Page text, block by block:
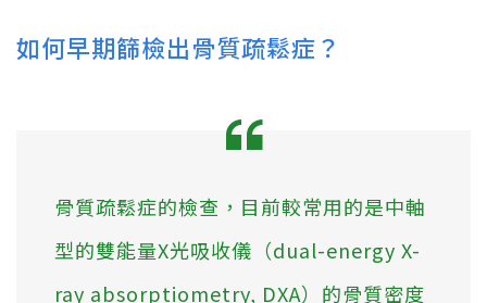
如何早期篩檢出骨質疏鬆症？
骨質疏鬆症的檢查，目前較常用的是中軸
型的雙能量X光吸收儀（dual-energy X-
ray absorptiometry, DXA）的骨質密度